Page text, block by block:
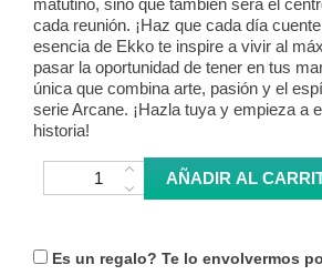
cada reunión. ¡Haz que cada día
esencia de Ekko te inspire a vivir al
pasar la oportunidad de tener en tus
única que combina arte, pasión y el
serie Arcane. ¡Hazla tuya y empieza a
historia!
Taza Puppy Ekko - Arcane cantidad
AÑADIR AL
Es un regalo? Te lo envolvermos